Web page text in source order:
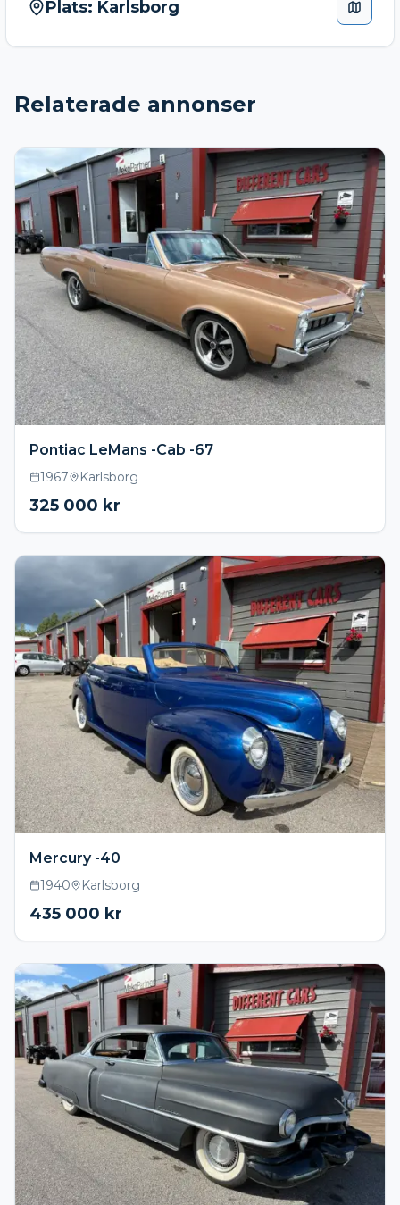
Plats: Karlsborg
Relaterade annonser
Pontiac LeMans -Cab -67
1967 Karlsborg
325 000 kr
Mercury -40
1940 Karlsborg
435 000 kr